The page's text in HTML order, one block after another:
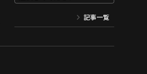
記事一覧